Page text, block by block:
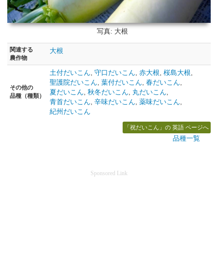
写真: 大根
関連する
農作物
大根
その他の
品種（種類）
土付だいこん 守口だいこん 赤大根 桜島大根
聖護院だいこん 葉付だいこん 春だいこん
夏だいこん 秋冬だいこん 丸だいこん
青首だいこん 辛味だいこん 薬味だいこん
紀州だいこん
「祝だいこん」の 英語 ページへ
品種一覧
Sponsored Link